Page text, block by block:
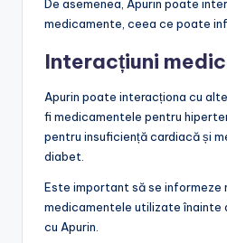
De asemenea, Apurin poate
medicamente, ceea ce poate
Interacțiuni
Apurin poate interacționa cu
fi medicamentele pentru
pentru insuficiență cardiacă și
diabet.
Este important să se informeze
medicamentele utilizate înainte
cu Apurin.